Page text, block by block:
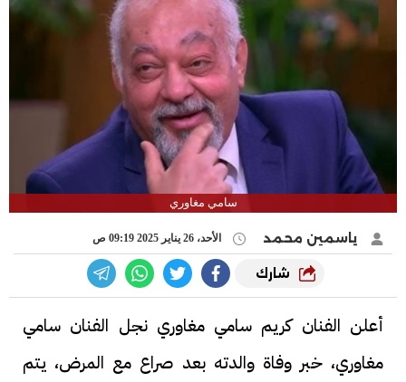
سامي مغاوري
ياسمين محمد الأحد، 26 يناير 2025 09:19 ص
شارك
أعلن الفنان كريم سامي مغاوري نجل الفنان سامي
مغاوري، خبر وفاة والدته بعد صراع مع المرض، يتم